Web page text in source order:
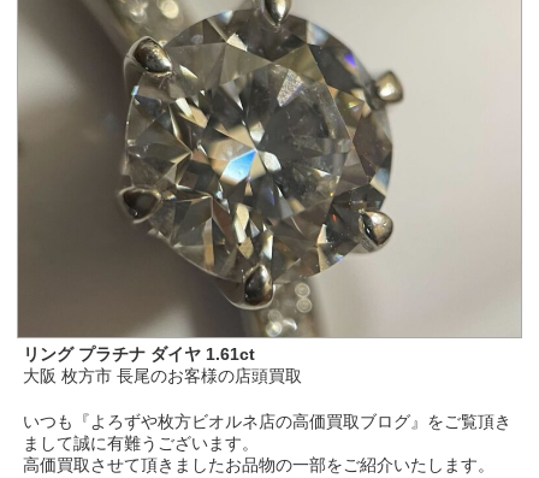
リング プラチナ ダイヤ 1.61ct
大阪 枚方市 長尾のお客様の店頭買取
いつも『よろずや枚方ビオルネ店の高価買取ブログ』をご覧頂き
まして誠に有難うございます。
高価買取させて頂きましたお品物の一部をご紹介いたします。